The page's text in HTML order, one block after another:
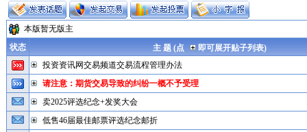
本版暂无版主
状态
主 题 (点
即可展开贴子列表)
投资资讯网交易频道交易流程管理办法
请注意：期货交易导致的纠纷一概不予受理
卖2025评选纪念+发奖大会
低售46届最佳邮票评选纪念邮折